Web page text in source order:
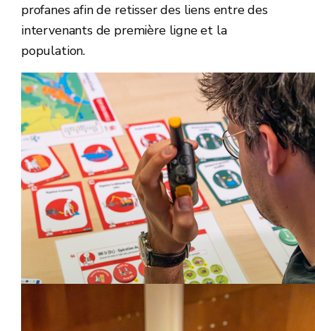
profanes afin de retisser des liens entre des
intervenants de première ligne et la
population.